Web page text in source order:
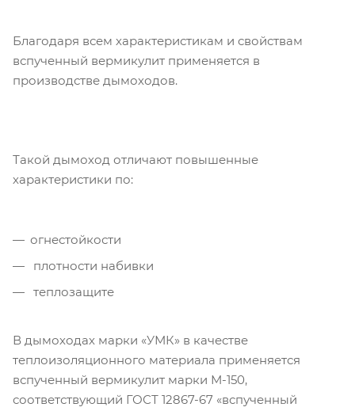
Благодаря всем характеристикам и свойствам
вспученный вермикулит применяется в
производстве дымоходов.
Такой дымоход отличают повышенные
характеристики по:
огнестойкости
плотности набивки
теплозащите
В дымоходах марки «УМК» в качестве
теплоизоляционного материала применяется
вспученный вермикулит марки М-150,
соответствующий ГОСТ 12867-67 «вспученный